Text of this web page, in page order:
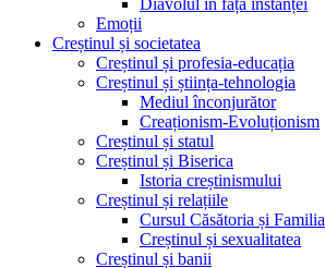
Diavolul în fața instanței
Emoții
Creștinul și societatea
Creștinul și profesia-educația
Creștinul și știința-tehnologia
Mediul înconjurător
Creaționism-Evoluționism
Creștinul și statul
Creștinul și Biserica
Istoria creștinismului
Creștinul și relațiile
Cursul Căsătoria și Familia
Creștinul și sexualitatea
Creștinul și banii